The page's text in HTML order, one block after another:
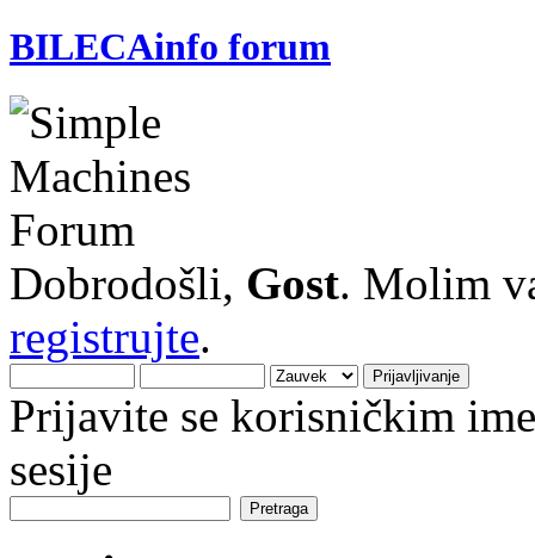
BILECAinfo forum
Dobrodošli, Gost. Molim
registrujte.
Prijavite se korisničkim
sesije